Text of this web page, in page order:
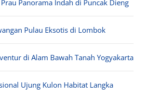
Panorama Indah di Puncak Dieng
Pulau Eksotis di Lombok
di Alam Bawah Tanah Yogyakarta
Ujung Kulon Habitat Langka